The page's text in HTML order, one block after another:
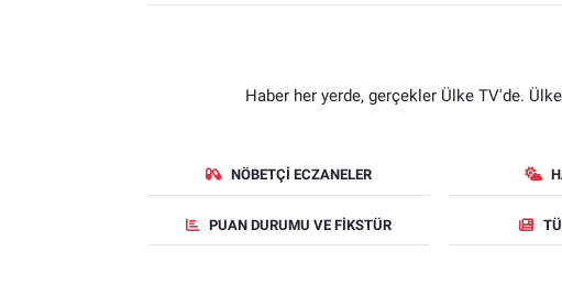
Haber her yerde, gerçekler Ülke TV'de.
NÖBETÇI ECZANELER
PUAN DURUMU VE FIKSTÜR